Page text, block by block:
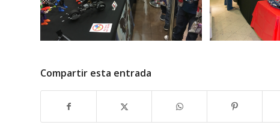
Compartir esta entrada